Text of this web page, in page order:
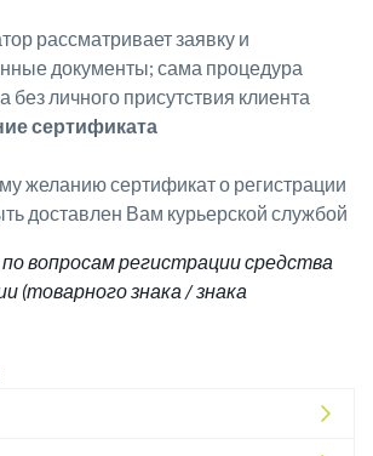
рассматривает заявку и
документы; сама процедура
без личного присутствия клиента
сертификата
желанию сертификат о регистрации
доставлен Вам курьерской службой
вопросам регистрации средства
(товарного знака / знака